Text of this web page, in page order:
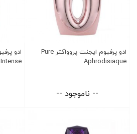
ادو پرفیوم ایجنت پروواکتر Pure
Aphrodisiaque
-- ناموجود --
Intense